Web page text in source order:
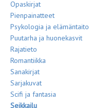
Opaskirjat
Pienpainatteet
Psykologia ja elämäntaito
Puutarha ja huonekasvit
Rajatieto
Romantiikka
Sanakirjat
Sarjakuvat
Scifi ja fantasia
Seikkailu